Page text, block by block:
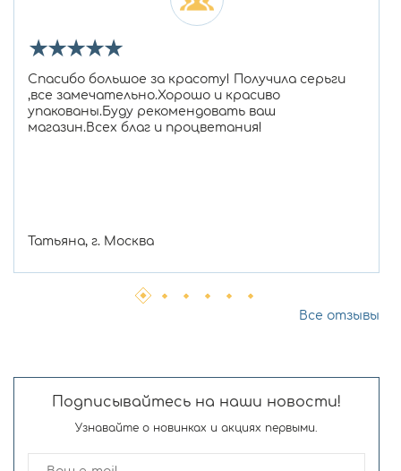
★★★★★
Спасибо большое за красоту! Получила серьги
,все замечательно.Хорошо и красиво
упакованы.Буду рекомендовать ваш
магазин.Всех благ и процветания!
Татьяна, г. Москва
Все отзывы
Подписывайтесь на наши новости!
Узнавайте о новинках и акциях первыми.